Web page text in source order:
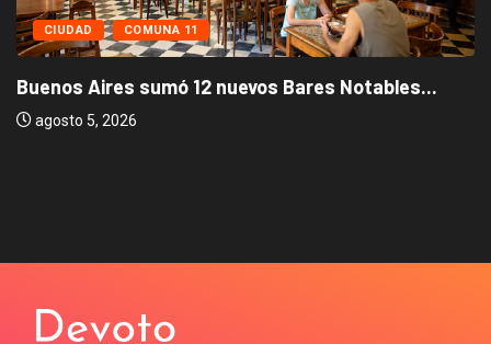
CIUDAD COMUNA 11
Buenos Aires sumó 12 nuevos Bares Notables...
agosto 5, 2026